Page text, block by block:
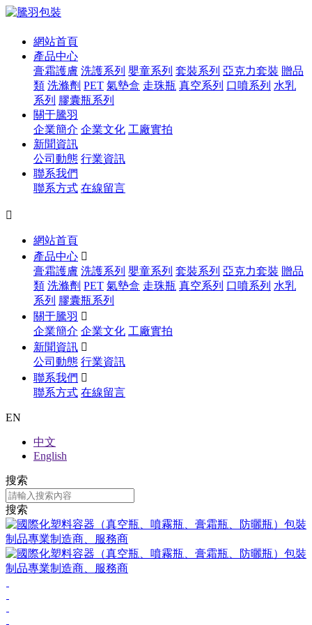
網站首頁
產品中心
膏霜護膚 洗護系列 嬰童系列 套裝系列 亞克力套裝 贈品
類 洗滌劑 PET 氣墊盒 走珠瓶 真空系列 口噴系列 水乳
系列 膠囊瓶系列
關于騰羽
企業簡介 企業文化 工廠實拍
新聞資訊
公司動態 行業資訊
聯系我們
聯系方式 在線留言

網站首頁
產品中心 
膏霜護膚 洗護系列 嬰童系列 套裝系列 亞克力套裝 贈品
類 洗滌劑 PET 氣墊盒 走珠瓶 真空系列 口噴系列 水乳
系列 膠囊瓶系列
關于騰羽 
企業簡介 企業文化 工廠實拍
新聞資訊 
公司動態 行業資訊
聯系我們 
聯系方式 在線留言
EN
中文
English
搜索
搜索